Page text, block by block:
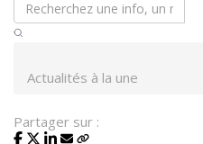
Actualités à la une
Partager sur :